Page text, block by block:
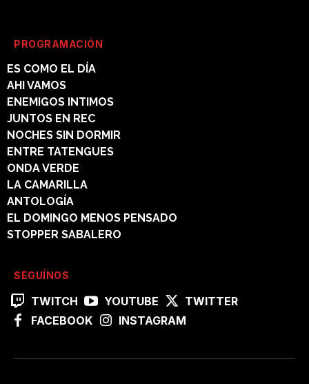
PROGRAMACIÓN
ES COMO EL DÍA
AHI VAMOS
ENEMIGOS INTIMOS
JUNTOS EN REC
NOCHES SIN DORMIR
ENTRE TATENGUES
ONDA VERDE
LA CAMARILLA
ANTOLOGÍA
EL DOMINGO MENOS PENSADO
STOPPER SABALERO
SEGUÍNOS
TWITCH YOUTUBE
TWITTER
FACEBOOK
INSTAGRAM